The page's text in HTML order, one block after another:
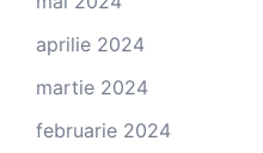
aprilie 2024
martie 2024
februarie 2024